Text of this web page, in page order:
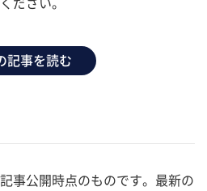
記事を読む
事公開時点のものです。最新の